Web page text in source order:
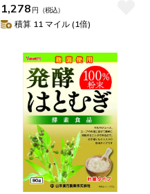
1,278 円 （税込）
積算 11 マイル (1倍)